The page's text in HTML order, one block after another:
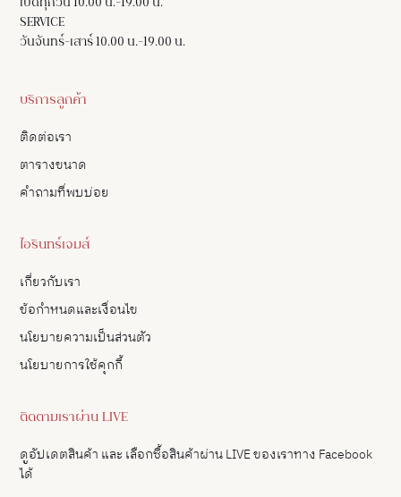
SERVICE
วันจันทร์-เสาร์ 10.00 น.-19.00 น.
บริการลูกค้า
ติดต่อเรา
ตารางขนาด
คำถามที่พบบ่อย
ไอรินทร์เจมส์
เกี่ยวกับเรา
ข้อกำหนดและเงื่อนไข
นโยบายความเป็นส่วนตัว
นโยบายการใช้คุกกี้
ติดตามเราผ่าน LIVE
ดูอัปเดตสินค้า และ เลือกซื้อสินค้าผ่าน LIVE ของเราทาง Facebook
ได้